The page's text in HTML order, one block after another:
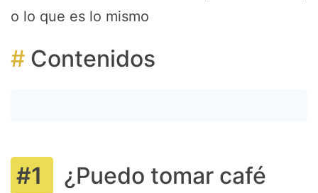
o lo que es lo mismo
Contenidos
¿Puedo tomar café